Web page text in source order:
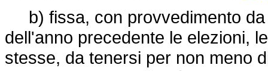
b) fissa, con provvedimento da
dell'anno precedente le elezioni,
stesse, da tenersi per non meno